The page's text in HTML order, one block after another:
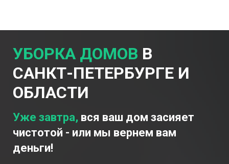
УБОРКА ДОМОВ В
САНКТ-ПЕТЕРБУРГЕ И
ОБЛАСТИ
Уже завтра, вся ваш дом засияет
чистотой - или мы вернем вам
деньги!